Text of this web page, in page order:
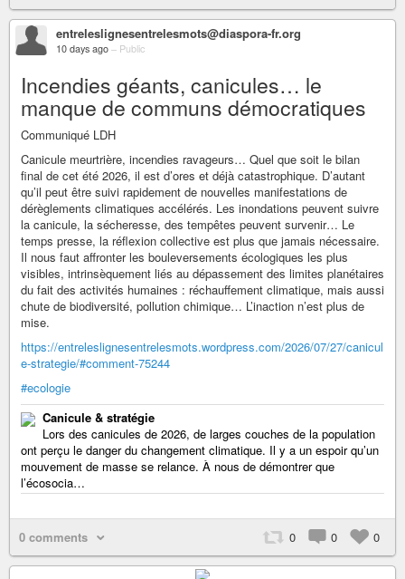
entreleslignesentrelesmots@diaspora-fr.org
10 days ago – Public
Incendies géants, canicules… le
manque de communs démocratiques
Communiqué LDH
Canicule meurtrière, incendies ravageurs… Quel que soit le bilan
final de cet été 2026, il est d’ores et déjà catastrophique. D’autant
qu’il peut être suivi rapidement de nouvelles manifestations de
dérèglements climatiques accélérés. Les inondations peuvent suivre
la canicule, la sécheresse, des tempêtes peuvent survenir… Le
temps presse, la réflexion collective est plus que jamais nécessaire.
Il nous faut affronter les bouleversements écologiques les plus
visibles, intrinsèquement liés au dépassement des limites planétaires
du fait des activités humaines : réchauffement climatique, mais aussi
chute de biodiversité, pollution chimique… L’inaction n’est plus de
mise.
https://entreleslignesentrelesmots.wordpress.com/2026/07/27/canicul
e-strategie/#comment-75244
#ecologie
Canicule & stratégie
Lors des canicules de 2026, de larges couches de la population
ont perçu le danger du changement climatique. Il y a un espoir qu’un
mouvement de masse se relance. À nous de démontrer que
l’écosocia…
0 comments 0 0 0